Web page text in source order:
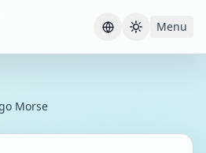
Current
Menu
Morse